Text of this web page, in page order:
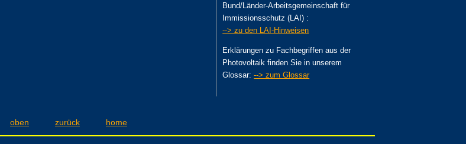
Bund/Länder-Arbeitsgemeinschaft für
Immissionsschutz (LAI) :
--> zu den LAI-Hinweisen
Erklärungen zu Fachbegriffen aus der
Photovoltaik finden Sie in unserem
Glossar:--> zum Glossar
oben zurück home